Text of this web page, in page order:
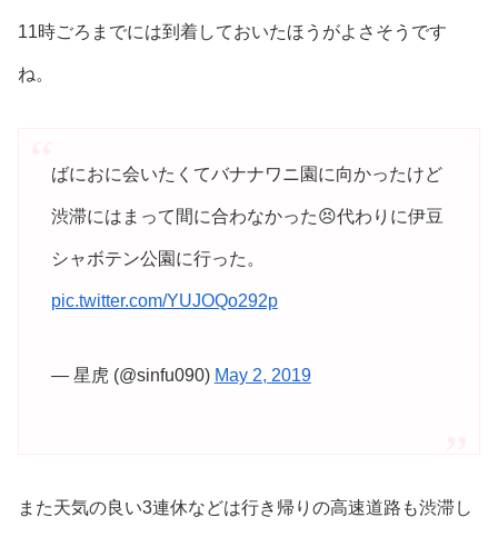
11時ごろまでには到着しておいたほうがよさそうです
ね。
ばにおに会いたくてバナナワニ園に向かったけど
渋滞にはまって間に合わなかった😣代わりに伊豆
シャボテン公園に行った。
pic.twitter.com/YUJOQo292p
— 星虎 (@sinfu090) May 2, 2019
また天気の良い3連休などは行き帰りの高速道路も渋滞し